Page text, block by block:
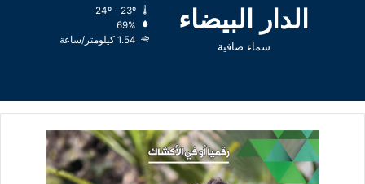
الدار البيضاء
سماء صافية
69%
1.54 كيلومتر/ساعة